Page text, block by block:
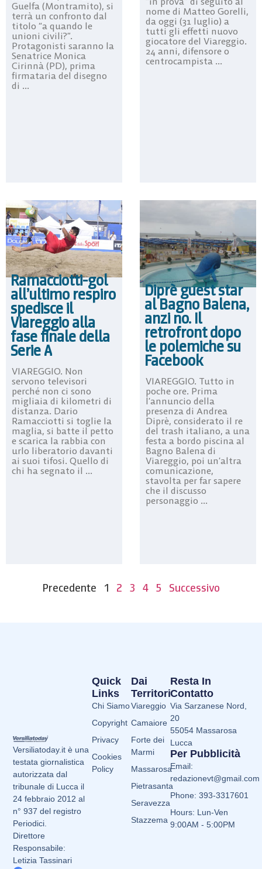
Guelfa (Montramito), si
terrà un confronto dal
titolo “a quando le
unioni civili?”.
Protagonisti saranno la
Senatrice Monica
Cirinnà (PD), prima
firmataria del disegno
di ...
nome di Matteo Gorelli,
da oggi (31 luglio) a
tutti gli effetti nuovo
giocatore del Viareggio.
24 anni, difensore o
centrocampista ...
Ramacciotti-gol
all’ultimo respiro
spedisce il
Viareggio alla
fase finale della
Serie A
VIAREGGIO. Non
servono televisori
perché non ci sono
migliaia di kilometri di
distanza. Dario
Ramacciotti si toglie la
maglia, si batte il petto
e scarica la rabbia con
urlo liberatorio davanti
ai suoi tifosi. Quello di
chi ha segnato il ...
Diprè guest star
al Bagno Balena,
anzi no. Il
retrofront dopo
le polemiche su
Facebook
VIAREGGIO. Tutto in
poche ore. Prima
l’annuncio della
presenza di Andrea
Diprè, considerato il re
del trash italiano, a una
festa a bordo piscina al
Bagno Balena di
Viareggio, poi un’altra
comunicazione,
stavolta per far sapere
che il discusso
personaggio ...
Precedente 1 2 3 4 5 Successivo
Versiliatoday.it è una
testata giornalistica
autorizzata dal
tribunale di Lucca il
24 febbraio 2012 al
n° 937 del registro
Periodici.
Direttore
Responsabile:
Letizia Tassinari
Dai
Territori
Viareggio
Camaiore
Forte dei
Marmi
Massarosa
Pietrasanta
Seravezza
Stazzema
Quick
Links
Chi Siamo
Copyright
Privacy
Cookies
Policy
Resta In
Contatto
Via Sarzanese Nord,
20
55054 Massarosa
Lucca
Per Pubblicità
Email:
redazionevt@gmail.com
Phone: 393-3317601
Hours: Lun-Ven
9:00AM - 5:00PM